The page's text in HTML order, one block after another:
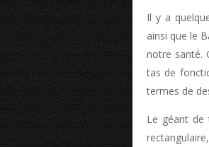
Il y a
ainsi que le
notre santé.
tas de
termes de
Le géant de